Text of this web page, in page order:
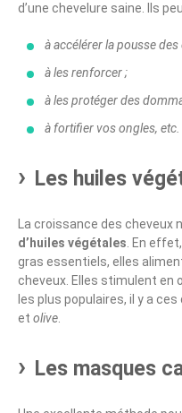
d’une chevelure saine. Ils
à accélérer la pousse des
à les renforcer ;
à les protéger des
à fortifier vos ongles, etc.
Les huiles
La croissance des cheveux
d’huiles végétales. En
gras essentiels, elles
cheveux. Elles stimulent en
les plus populaires, il y a
et olive.
Les masques